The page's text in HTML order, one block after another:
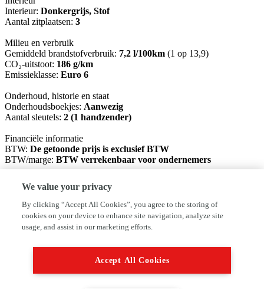
Interieur: Donkergrijs, Stof
Aantal zitplaatsen: 3
Milieu en verbruik
Gemiddeld brandstofverbruik: 7,2 l/100km (1 op 13,9)
CO₂-uitstoot: 186 g/km
Emissieklasse: Euro 6
Onderhoud, historie en staat
Onderhoudsboekjes: Aanwezig
Aantal sleutels: 2 (1 handzender)
Financiële informatie
BTW: De getoonde prijs is exclusief BTW
BTW/marge: BTW verrekenbaar voor ondernemers
BOVAG Afleverbeurt:Ja
Afleverpakketten
Inbegrepen afleverpakket (à € 250): Afleverpakket (1)
Dit afleverpakket bevat: BOVAG garantie (12 maanden); BOVAG
U bent van harte welkom voor een overtuigende proefrit. Bel of
mail altijd eerst voor een afspraak, zodat wij u kunnen verzekeren
We value your privacy
By clicking “Accept All Cookies”, you agree to the storing of
cookies on your device to enhance site navigation, analyze site
usage, and assist in our marketing efforts.
Accept All Cookies